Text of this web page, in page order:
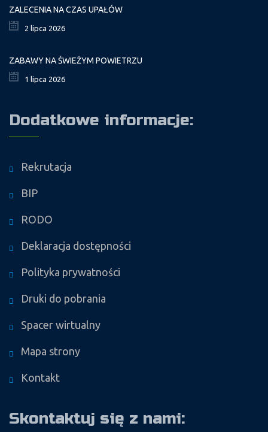
ZALECENIA NA CZAS UPAŁÓW
2 lipca 2026
ZABAWY NA ŚWIEŻYM POWIETRZU
1 lipca 2026
Dodatkowe informacje:
Rekrutacja
BIP
RODO
Deklaracja dostępności
Polityka prywatności
Druki do pobrania
Spacer wirtualny
Mapa strony
Kontakt
Skontaktuj się z nami: